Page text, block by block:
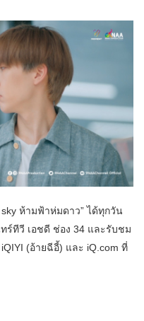
ห้ามฟ้าห่มดาว” ได้ทุกวัน
ร์ทีวี เอชดี ช่อง 34 และรับชม
(อ้ายฉีอี้) และ iQ.com ที่